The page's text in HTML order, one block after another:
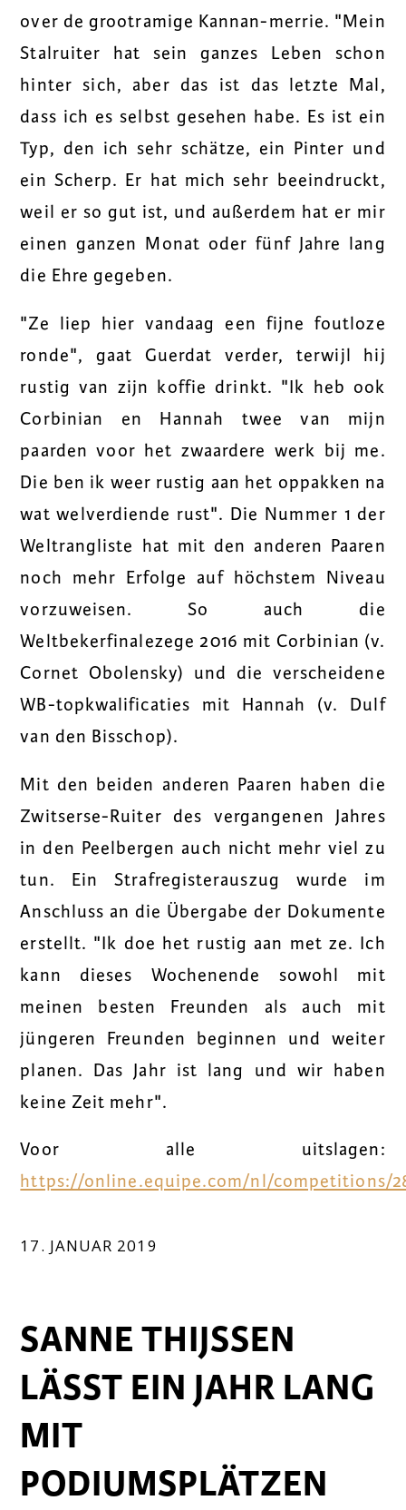
over de grootramige Kannan-merrie. "Mein
Stalruiter hat sein ganzes Leben schon
hinter sich, aber das ist das letzte Mal,
dass ich es selbst gesehen habe. Es ist ein
Typ, den ich sehr schätze, ein Pinter und
ein Scherp. Er hat mich sehr beeindruckt,
weil er so gut ist, und außerdem hat er mir
einen ganzen Monat oder fünf Jahre lang
die Ehre gegeben.
"Ze liep hier vandaag een fijne foutloze
ronde", gaat Guerdat verder, terwijl hij
rustig van zijn koffie drinkt. "Ik heb ook
Corbinian en Hannah twee van mijn
paarden voor het zwaardere werk bij me.
Die ben ik weer rustig aan het oppakken na
wat welverdiende rust". Die Nummer 1 der
Weltrangliste hat mit den anderen Paaren
noch mehr Erfolge auf höchstem Niveau
vorzuweisen. So auch die
Weltbekerfinalezege 2016 mit Corbinian (v.
Cornet Obolensky) und die verscheidene
WB-topkwalificaties mit Hannah (v. Dulf
van den Bisschop).
Mit den beiden anderen Paaren haben die
Zwitserse-Ruiter des vergangenen Jahres
in den Peelbergen auch nicht mehr viel zu
tun. Ein Strafregisterauszug wurde im
Anschluss an die Übergabe der Dokumente
erstellt. "Ik doe het rustig aan met ze. Ich
kann dieses Wochenende sowohl mit
meinen besten Freunden als auch mit
jüngeren Freunden beginnen und weiter
planen. Das Jahr ist lang und wir haben
keine Zeit mehr".
Voor alle uitslagen:
https://online.equipe.com/nl/competitions/
17. JANUAR 2019
SANNE THIJSSEN
LÄSST EIN JAHR LANG
MIT
PODIUMSPLÄTZEN